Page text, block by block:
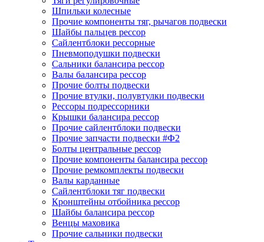
Шпильки колесные
Прочие компоненты тяг, рычагов подвески
Шайбы пальцев рессор
Сайлентблоки рессорные
Пневмоподушки подвески
Сальники балансира рессор
Валы балансира рессор
Прочие болты подвески
Прочие втулки, полувтулки подвески
Рессоры подрессорники
Крышки балансира рессор
Прочие сайлентблоки подвески
Прочие запчасти подвески #Ф2
Болты центральные рессор
Прочие компоненты балансира рессор
Прочие ремкомплекты подвески
Валы карданные
Сайлентблоки тяг подвески
Кронштейны отбойника рессор
Шайбы балансира рессор
Венцы маховика
Прочие сальники подвески